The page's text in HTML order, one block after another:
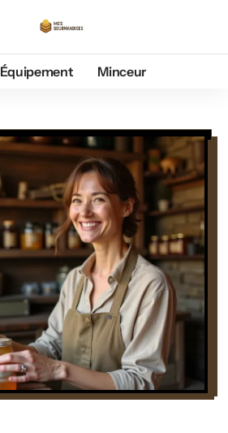
Équipement Minceur